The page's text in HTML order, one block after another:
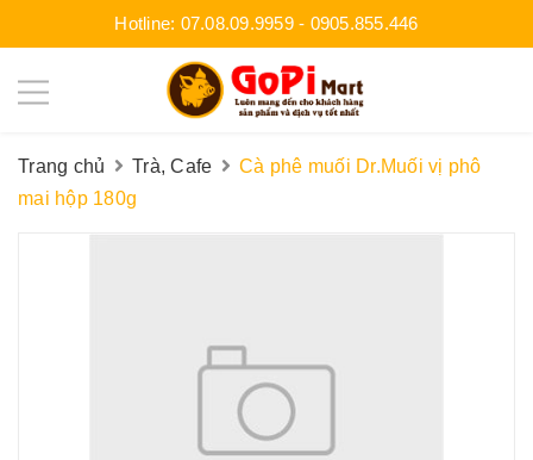
Hotline: 07.08.09.9959- 0905.855.446
Trang chủ Trà, Cafe
Cà phê muối Dr.Muối vị phô
mai hộp 180g